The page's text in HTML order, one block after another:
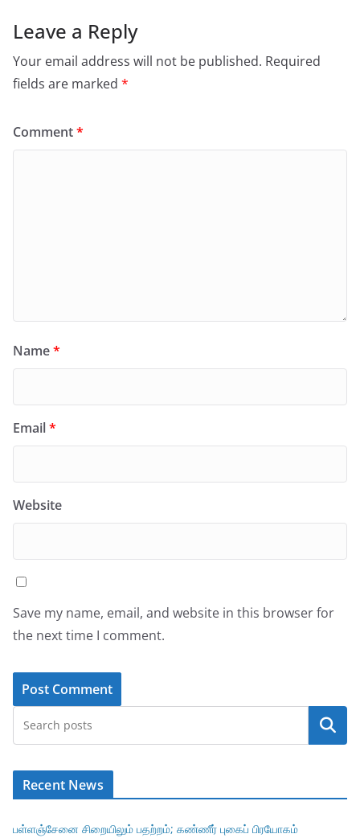
Leave a Reply
Your email address will not be published. Required
fields are marked *
Comment*
Name*
Email*
Website
Save my name, email, and website in this browser for
the next time I comment.
Search
Recent News
பள்ளஞ்சேனை சிறையிலும் பதற்றம்; கண்ணீர் புகைப் பிரயோகம்